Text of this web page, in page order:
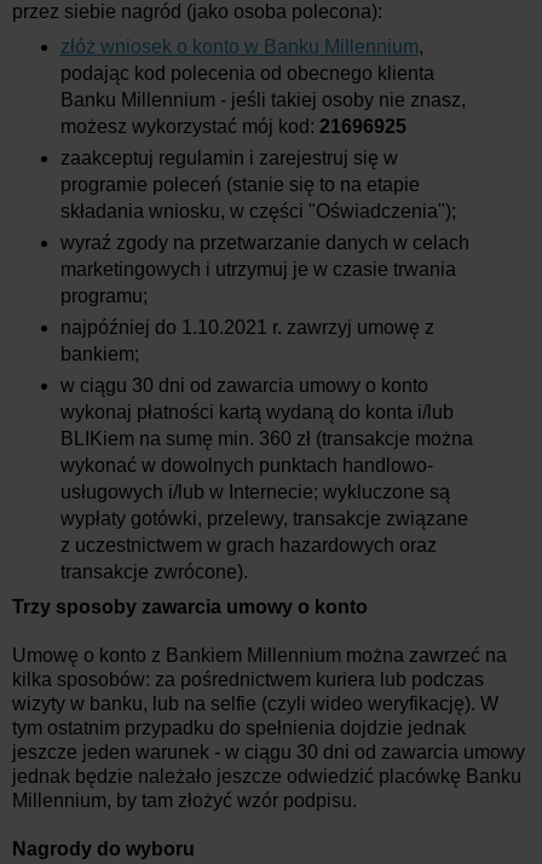
przez siebie nagród (jako osoba polecona):
złóż wniosek o konto w Banku Millennium,
podając kod polecenia od obecnego klienta
Banku Millennium - jeśli takiej osoby nie znasz,
możesz wykorzystać mój kod: 21696925
zaakceptuj regulamin i zarejestruj się w
programie poleceń (stanie się to na etapie
składania wniosku, w części "Oświadczenia");
wyraź zgody na przetwarzanie danych w celach
marketingowych i utrzymuj je w czasie trwania
programu;
najpóźniej do 1.10.2021 r. zawrzyj umowę z
bankiem;
w ciągu 30 dni od zawarcia umowy o konto
wykonaj płatności kartą wydaną do konta i/lub
BLIKiem na sumę min. 360 zł (transakcje można
wykonać w dowolnych punktach handlowo-
usługowych i/lub w Internecie; wykluczone są
wypłaty gotówki, przelewy, transakcje związane
z uczestnictwem w grach hazardowych oraz
transakcje zwrócone).
Trzy sposoby zawarcia umowy o konto
Umowę o konto z Bankiem Millennium można zawrzeć na
kilka sposobów: za pośrednictwem kuriera lub podczas
wizyty w banku, lub na selfie (czyli wideo weryfikację). W
tym ostatnim przypadku do spełnienia dojdzie jednak
jeszcze jeden warunek - w ciągu 30 dni od zawarcia umowy
jednak będzie należało jeszcze odwiedzić placówkę Banku
Millennium, by tam złożyć wzór podpisu.
Nagrody do wyboru